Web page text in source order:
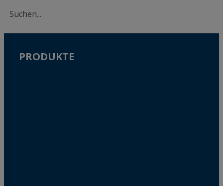
PRODUKTE